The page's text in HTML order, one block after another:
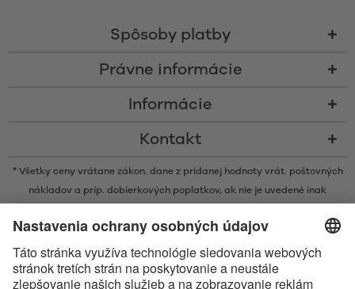
Spôsoby platby
Právne informácie
Informácie
Kontakt
* Všetky ceny vrátane zákon. dane z pridanej hodnoty vrát. poštovných
nákladov a príp. dobierkových poplatkov, ak nie je uvedené inak
spoločnosť Bluetooth SIG, Inc. a akékoľvek používanie takýchto značiek
spoločnosťou Satisfyer GmbH podlieha licencií.
Označenie Apple, logo spoločnosti Apple a Apple Watch sú ochrannými
známkami spoločnosti Apple Inc. Google Play a logo Google Play sú